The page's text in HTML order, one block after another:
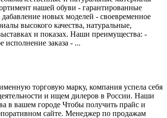
нашей обуви - гарантированные
новых моделей - своевременное
высокого качества, натуральные,
и показах. Наши преимущества: -
заказа - ...
торговую марку, компания успела себя
и ищем дилеров в России. Наши
в вашем городе Чтобы получить прайс и
сайте. Менеджер по продажам